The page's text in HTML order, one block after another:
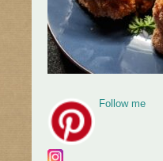
Follow me